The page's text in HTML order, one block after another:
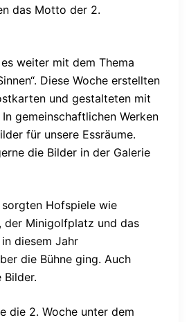
das Motto der 2.
weiter mit dem Thema
Diese Woche erstellten
und gestalteten mit
gemeinschaftlichen Werken
für unsere Essräume.
die Bilder in der Galerie
Hofspiele wie
der Minigolfplatz und das
diesem Jahr
die Bühne ging. Auch
die 2. Woche unter dem